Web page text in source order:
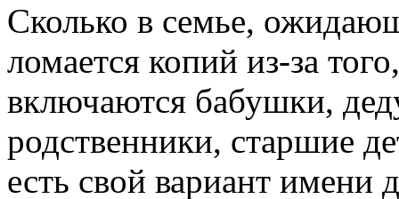
Сколько в семье,
ломается копий из-за
включаются бабушки,
родственники, старшие
есть свой вариант имени